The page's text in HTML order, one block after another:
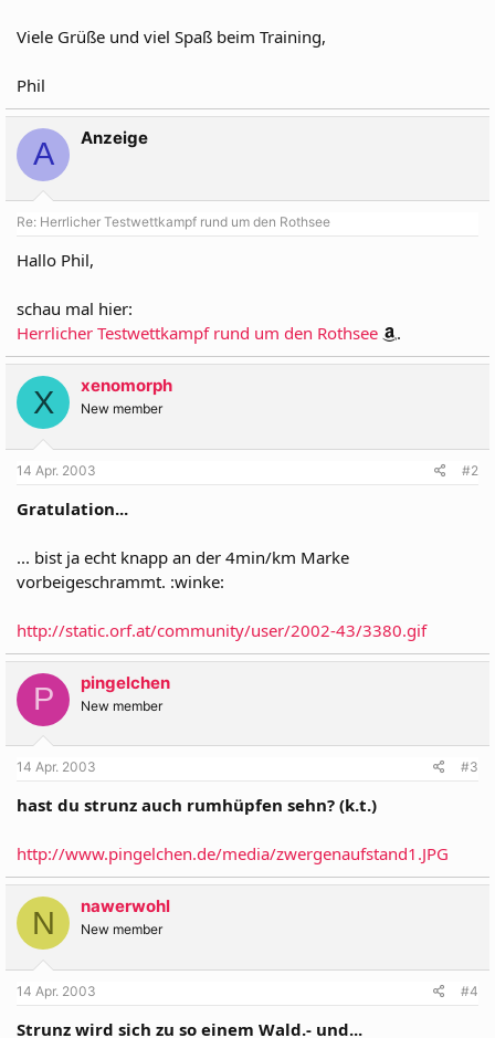
Viele Grüße und viel Spaß beim Training,
Phil
A Anzeige
Re: Herrlicher Testwettkampf rund um den Rothsee
Hallo Phil,
schau mal hier:
Herrlicher Testwettkampf rund um den Rothsee
.
X xenomorph
New member
14 Apr. 2003 #2
Gratulation...
... bist ja echt knapp an der 4min/km Marke
vorbeigeschrammt. :winke:
http://static.orf.at/community/user/2002-43/3380.gif
P pingelchen
New member
14 Apr. 2003 #3
hast du strunz auch rumhüpfen sehn? (k.t.)
http://www.pingelchen.de/media/zwergenaufstand1.JPG
N nawerwohl
New member
14 Apr. 2003 #4
Strunz wird sich zu so einem Wald.- und...